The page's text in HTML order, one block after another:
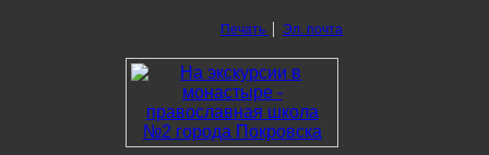
Печать Эл. почта